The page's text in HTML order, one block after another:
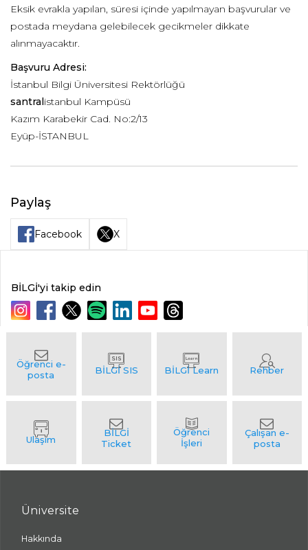
Eksik evrakla yapılan, süresi içinde yapılmayan başvurular ve
postada meydana gelebilecek gecikmeler dikkate
alınmayacaktır.
Başvuru Adresi:
İstanbul Bilgi Üniversitesi Rektörlüğü
santralistanbul Kampüsü
Kazım Karabekir Cad. No:2/13
Eyüp-İSTANBUL
Paylaş
Facebook X
BİLGİ'yi takip edin
Üniversite
Hakkında